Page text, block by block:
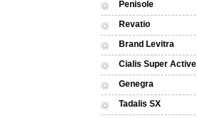
Penisole
Revatio
Brand Levitra
Cialis Super Active
Genegra
Tadalis SX